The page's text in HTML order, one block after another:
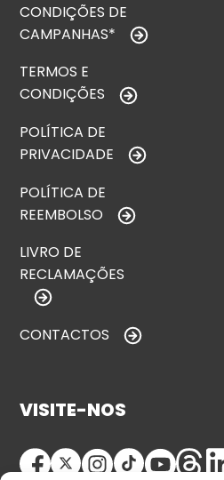
CONDIÇÕES DE
CAMPANHAS*
TERMOS E
CONDIÇÕES
POLÍTICA DE
PRIVACIDADE
POLÍTICA DE
REEMBOLSO
LIVRO DE
RECLAMAÇÕES
CONTACTOS
VISITE-NOS